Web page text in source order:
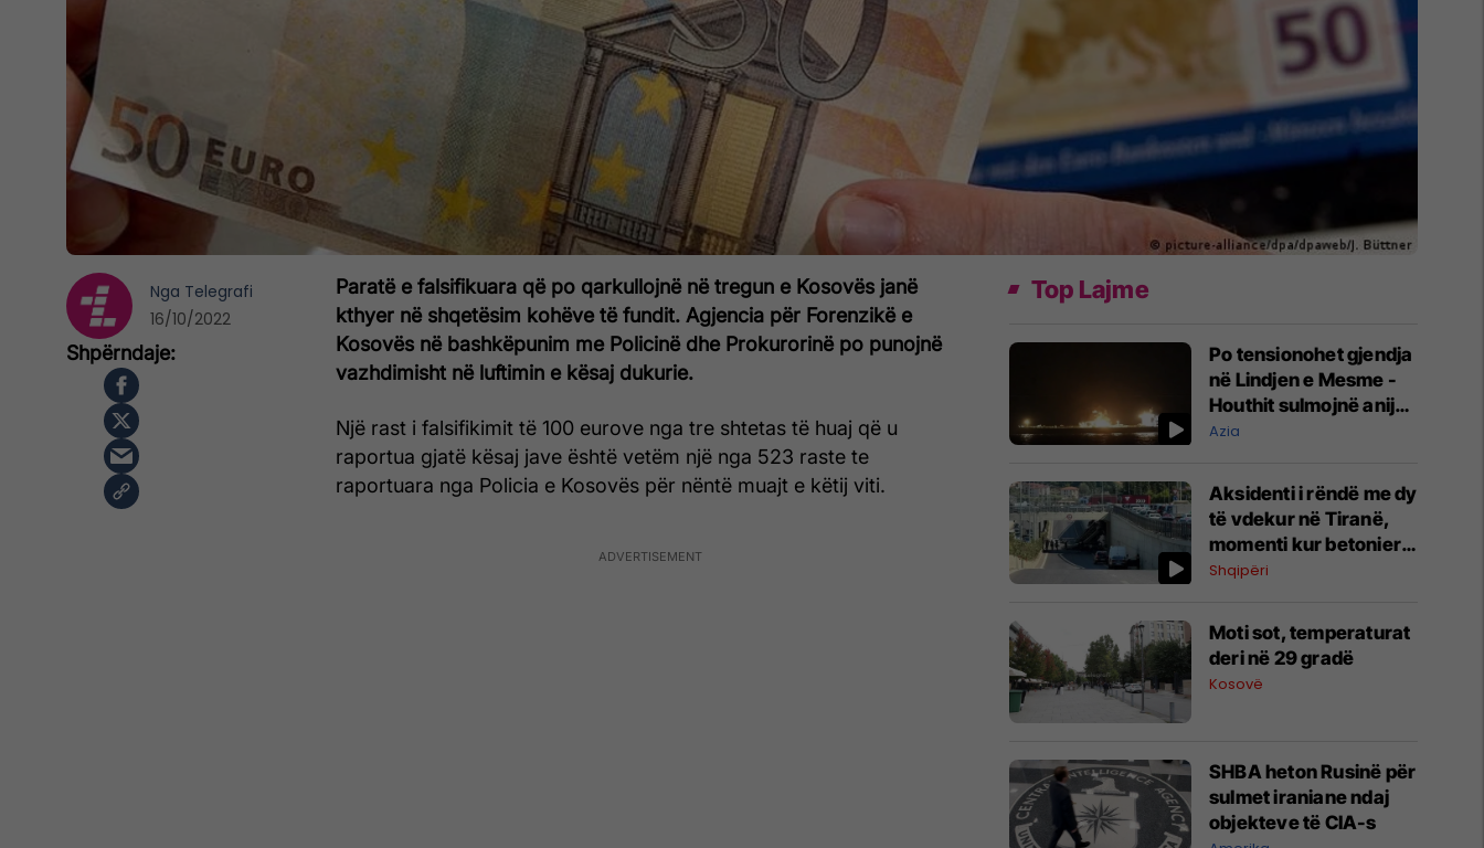
Paratë e falsifikuara që po qarkullojnë në tregun e Kosovës janë
kthyer në shqetësim kohëve të fundit. Agjencia për Forenzikë e
Kosovës në bashkëpunim me Policinë dhe Prokurorinë po punojnë
vazhdimisht në luftimin e kësaj dukurie.
Një rast i falsifikimit të 100 eurove nga tre shtetas të huaj që u
raportua gjatë kësaj jave është vetëm një nga 523 raste te
raportuara nga Policia e Kosovës për nëntë muajt e këtij viti.
Nga Telegrafi
16/10/2022
Top Lajme
Po tensionohet gjendja
në Lindjen e Mesme -
Houthit sulmojnë anijet
cisterne saudite
Azia
Aksidenti i rëndë me dy
të vdekur në Tiranë,
momenti kur betonierja
përplaset me barrierat
Shqipëri
Moti sot, temperaturat
deri në 29 gradë
Kosovë
SHBA heton Rusinë për
sulmet iraniane ndaj
objekteve të CIA-s